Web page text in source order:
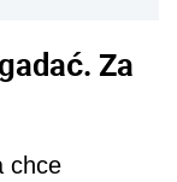
Za
chce